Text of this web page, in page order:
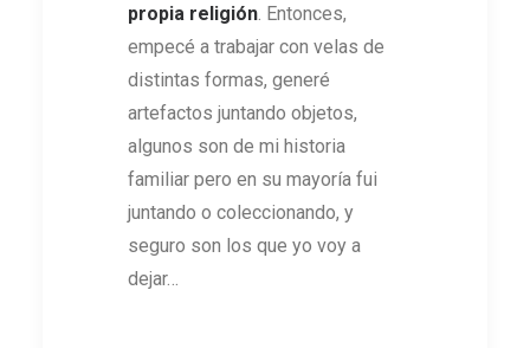
propia religión . Entonces,
empecé a trabajar con velas de
distintas formas, generé
artefactos juntando objetos,
algunos son de mi historia
familiar pero en su mayoría fui
juntando o coleccionando, y
seguro son los que yo voy a
dejar…